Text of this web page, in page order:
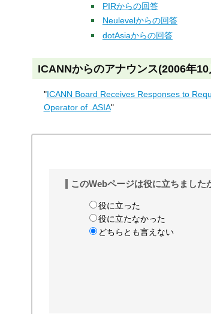
PIRからの回答
Neulevelからの回答
dotAsiaからの回答
ICANNからのアナウンス(2006年10
"ICANN Board Receives Responses to
Operator of .ASIA"
このWebページは役に立ちました
役に立った
役に立たなかった
どちらとも言えない